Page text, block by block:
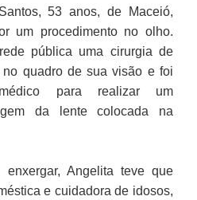
53 anos, de Maceió,
um procedimento no olho.
pública uma cirurgia de
quadro de sua visão e foi
para realizar um
da lente colocada na
Angelita teve que
e cuidadora de idosos,